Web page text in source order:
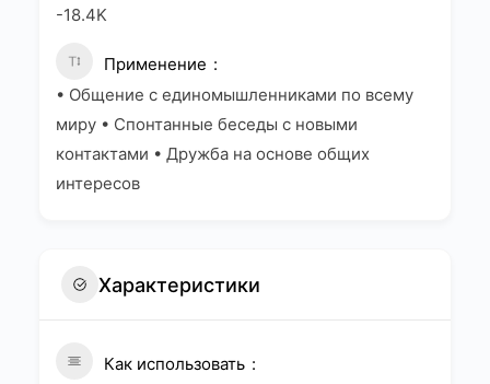
-18.4K
Применение
• Общение с единомышленниками по всему
миру • Спонтанные беседы с новыми
контактами • Дружба на основе общих
интересов
Характеристики
Как использовать